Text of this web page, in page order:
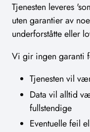
Tjenesten leveres
uten garantier av
underforståtte eller
Vi gir ingen garanti
Tjenesten vil
Data vil alltid
fullstendige
Eventuelle feil